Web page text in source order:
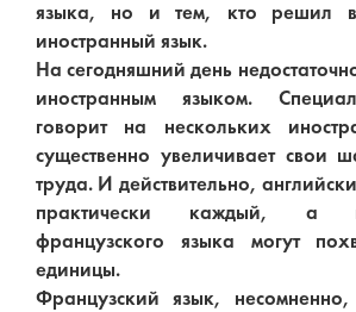
языка, но и тем, кто решил
иностранный язык.
На сегодняшний день
иностранным языком.
говорит на нескольких
существенно увеличивает свои
труда. И действительно,
практически каждый, а
французского языка могут
единицы.
Французский язык, несомненно,